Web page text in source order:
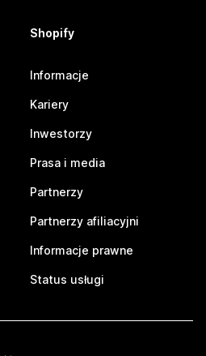
Shopify
Informacje
Kariery
Inwestorzy
Prasa i media
Partnerzy
Partnerzy afiliacyjni
Informacje prawne
Status usługi